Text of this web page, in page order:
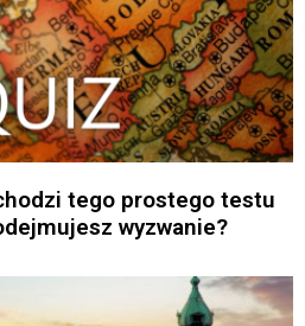
tego prostego testu
wyzwanie?